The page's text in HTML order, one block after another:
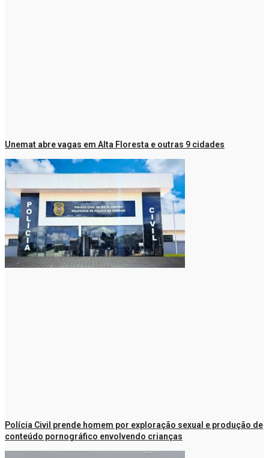
Unemat abre vagas em Alta Floresta e outras 9 cidades
Polícia Civil prende homem por exploração sexual e produção de
conteúdo pornográfico envolvendo crianças